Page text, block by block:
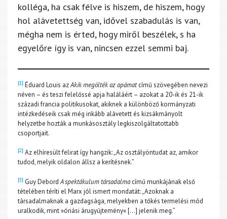
kolléga, ha csak félve is hiszem, de hiszem, hogy
hol alávetettség van, idővel szabadulás is van,
mégha nem is érted, hogy miről beszélek, s ha
egyelőre így is van, nincsen ezzel semmi baj.
[1] Éduard Louis azAkik megölték az apámatcímű szövegében nevezi
néven – és teszi felelőssé apja haláláért – azokat a 20-ik és 21-ik
századi francia politikusokat, akiknek a különböző kormányzati
intézkedéseik csak még inkább alávetett és kizsákmányolt
helyzetbe hozták a munkásosztály legkiszolgáltatottabb
csoportjait.
[2] Az elhíresült felirat így hangzik: „Az osztályöntudat az, amikor
tudod, melyik oldalon állsz a kerítésnek.”
[3] Guy DebordA spektákulum társadalma című munkájának első
tételében téríti el Marx jól ismert mondatát: „Azoknak a
társadalmaknak a gazdagsága, melyekben a tőkés termelési mód
uralkodik, mint »óriási árugyűjtemény« […] jelenik meg.”